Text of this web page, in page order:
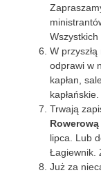
Wszystkich
W
odprawi w
kapłan,
kapłańskie.
Trwają
lipca. Lub
Łagiewnik.
Już za